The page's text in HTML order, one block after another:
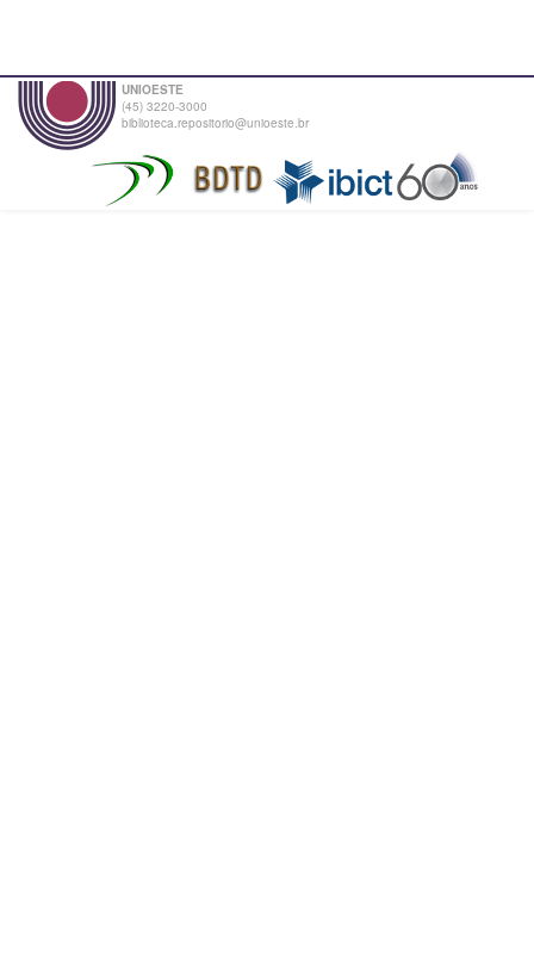
UNIOESTE
(45) 3220-3000
biblioteca.repositorio@unioeste.br